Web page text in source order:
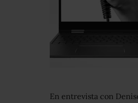
En entrevista con